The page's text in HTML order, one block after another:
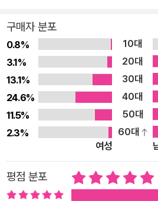
하면 된다. 처음 계획한 대로 작물을 키
이다. 실용적이면서도 농사의 핵심을
다. 텃밭 농사를 시작하는 우리가 책에
작업이다. 1단계는 작물이 좋아하는
이고, 2단계는 내 텃밭의 건강 상태를
단계에서는 텃밭의 건강 상태에 맞춰
사용한다. 텃밭 농사의 기초는 이 3단
이 아니다. 텃밭 농사의 성패를 가르는 올바른 흙 만들기와 비료
좋아하는 흙의 기본 특성과 구조를 알
작물마다 좋아하는 흙이 조금씩 다르
구매자 분포
0.8% 10대
3.1%
20대
13.1%
30대
24.6%
40대
11.5%
50대
2.3%
60대
여성
평점 분포